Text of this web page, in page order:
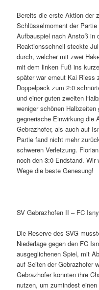
Bereits die erste Aktion der
Schlüsselmoment der
Aufbauspiel nach Anstoß in
Reaktionsschnell steckte
durch, welcher mit zwei
mit dem linken Fuß ins
später war erneut Kai Riess
Doppelpack zum 2:0
und einer guten zweiten
weniger schönen
gegnerische Einwirkung die
Gebrazhofer, als auch auf
Partie fand nicht mehr
schweren Verletzung.
noch den 3:0 Endstand. Wir
Wege die beste Genesung!
SV Gebrazhofen II – FC
Die Reserve des SVG
Niederlage gegen den FC
ausgeglichenen Spiel, mit
auf Seiten der Gebrazhofer
Gebrazhofer konnten ihre
nutzen, um zumindest